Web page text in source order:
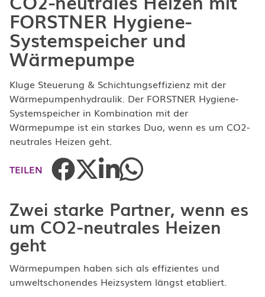
FORSTNER Hygiene-
Systemspeicher und
Wärmepumpe
Kluge Steuerung & Schichtungseffizienz mit der
Wärmepumpenhydraulik. Der FORSTNER Hygiene-
Systemspeicher in Kombination mit der
Wärmepumpe ist ein starkes Duo, wenn es um CO2-
neutrales Heizen geht.
TEILEN
Zwei starke Partner, wenn es
um CO2-neutrales Heizen
geht
Wärmepumpen haben sich als effizientes und
umweltschonendes Heizsystem längst etabliert.